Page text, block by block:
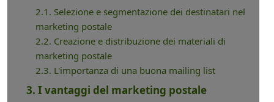
2.1. Selezione e segmentazione dei destinatari nel
marketing postale
2.2. Creazione e distribuzione dei materiali di
marketing postale
2.3. L'importanza di una buona mailing list
3. I vantaggi del marketing postale